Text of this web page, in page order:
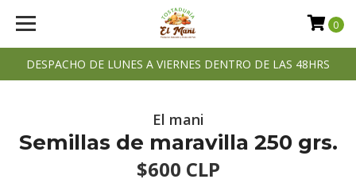
DESPACHO DE LUNES A VIERNES DENTRO DE LAS 48HRS
0
El mani
Semillas de maravilla 250 grs.
$600 CLP